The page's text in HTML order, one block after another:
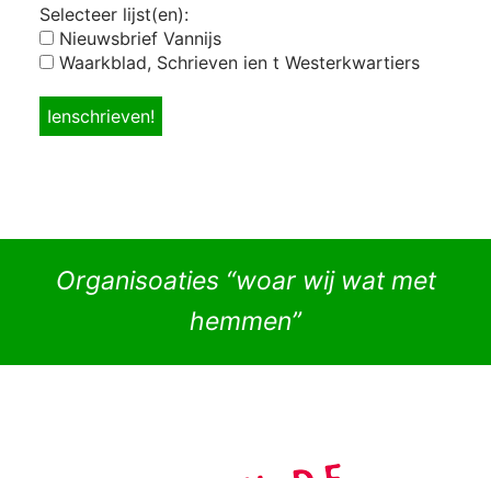
Selecteer lijst(en):
Nieuwsbrief Vannijs
Waarkblad, Schrieven ien t Westerkwartiers
Organisoaties “woar wij wat met
hemmen”